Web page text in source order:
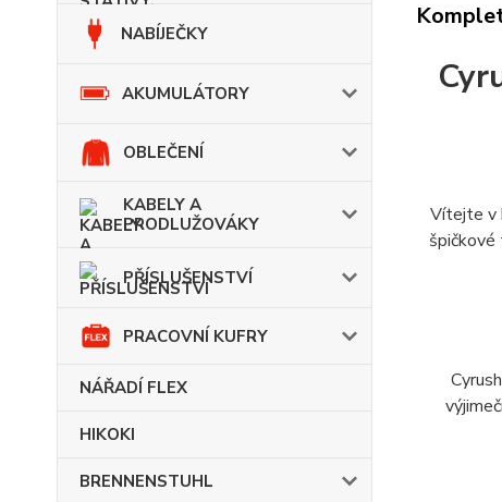
NABÍJEČKY
AKUMULÁTORY
OBLEČENÍ
KABELY A
PRODLUŽOVÁKY
PŘÍSLUŠENSTVÍ
PRACOVNÍ KUFRY
NÁŘADÍ FLEX
HIKOKI
BRENNENSTUHL
Vítejte v
špičkové